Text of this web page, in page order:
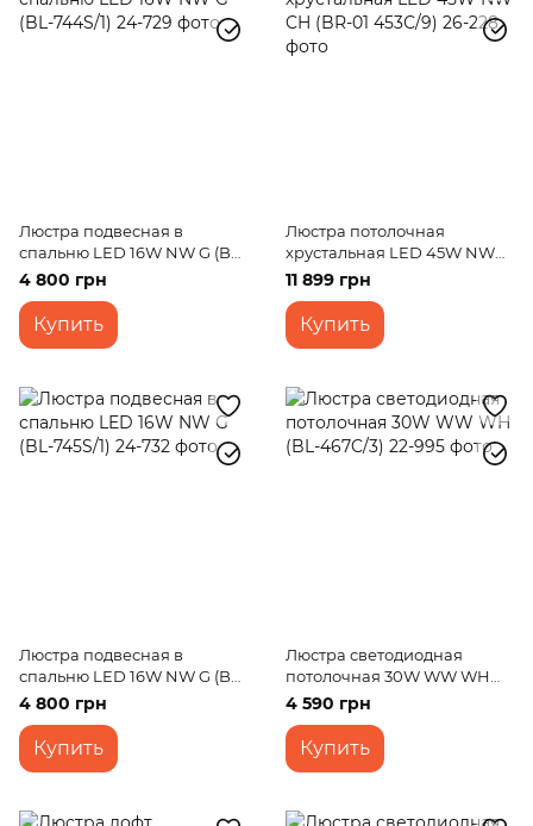
Люстра подвесная в
спальню LED 16W NW G (BL-
744S/1)
4 800 грн
Купить
Люстра потолочная
хрустальная LED 45W NW
CH (BR-01 453С/9)
11 899 грн
Купить
Люстра подвесная в
спальню LED 16W NW G (BL-
745S/1)
4 800 грн
Купить
Люстра светодиодная
потолочная 30W WW WH
(BL-467C/3)
4 590 грн
Купить